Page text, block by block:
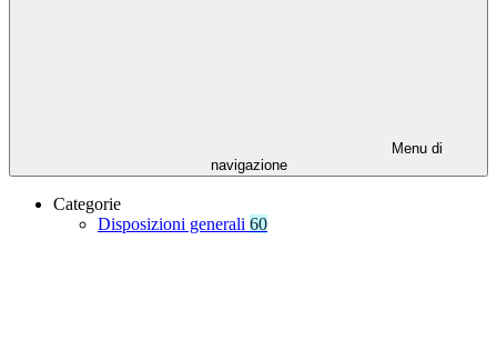
Menu di
navigazione
Categorie
Disposizioni generali 60